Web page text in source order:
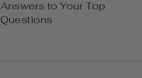
Answers to Your Top
Questions